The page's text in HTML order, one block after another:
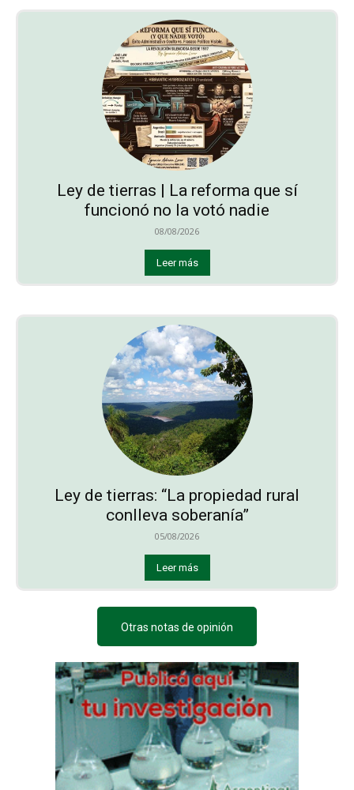
Ley de tierras | La reforma que sí
funcionó no la votó nadie
08/08/2026
Leer más
Ley de tierras: “La propiedad rural
conlleva soberanía”
05/08/2026
Leer más
Otras notas de opinión